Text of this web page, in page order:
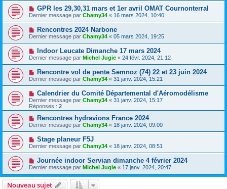
GPR les 29,30,31 mars et 1er avril OMAT Cournonterral
Dernier message par Chamy34 « 16 mars 2024, 10:40
Rencontres 2024 Narbone
Dernier message par Chamy34 « 05 mars 2024, 19:25
Indoor Leucate Dimanche 17 mars 2024
Dernier message par Michel Jugie « 24 févr. 2024, 21:12
Rencontre vol de pente Semnoz (74) 22 et 23 juin 2024
Dernier message par Chamy34 « 31 janv. 2024, 15:21
Calendrier du Comité Départemental d'Aéromodélisme
Dernier message par Chamy34 « 31 janv. 2024, 15:17
Réponses : 2
Rencontres hydravions France 2024
Dernier message par Chamy34 « 18 janv. 2024, 09:00
Stage planeur F5J
Dernier message par Chamy34 « 18 janv. 2024, 08:51
Journée indoor Servian dimanche 4 février 2024
Dernier message par Michel Jugie « 17 janv. 2024, 20:47
Nouveau sujet